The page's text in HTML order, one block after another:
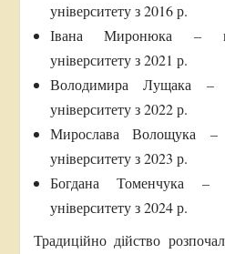
університету з 2016 р.
Івана Миронюка –
університету з 2021 р.
Володимира Лущака
університету з 2022 р.
Мирослава Волощука –
університету з 2023 р.
Богдана Томенчука
університету з 2024 р.
Традиційно дійство